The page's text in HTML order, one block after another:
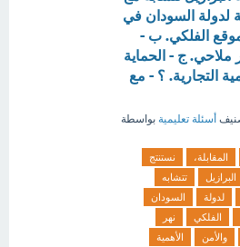
لدولة السودان في
الفلكي. ب -
ملاحي. ج - الحماية
التجارية. ؟ - مع
أسئلة تعليمية بواسطة
المقابلة،
نستنتج
البرازيل
تتشابه
لدولة
السودان
الفلكي
نهر
والأمن
الأهمية